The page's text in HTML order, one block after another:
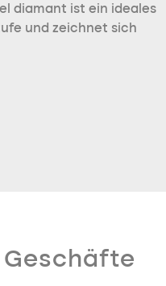
diamant ist ein ideales
und zeichnet sich